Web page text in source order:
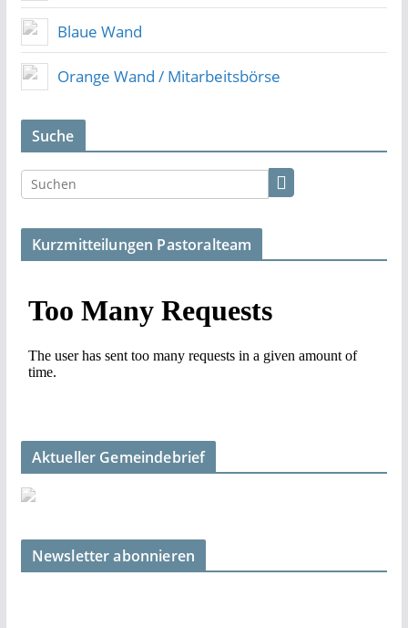
Blaue Wand
Orange Wand / Mitarbeitsbörse
Suche
Kurzmitteilungen Pastoralteam
Aktueller Gemeindebrief
Newsletter abonnieren